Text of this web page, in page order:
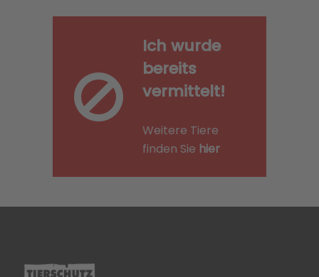
Ich wurde
bereits
vermittelt!
Weitere Tiere
finden Sie hier